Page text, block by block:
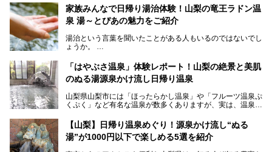
今回は足元湧出の混浴温泉である「かくし湯大岩風呂」をは
じめ、湯治棟である「別館神泉」を中心に「古湯坊 源泉
舘」の全貌を徹底紹介します。
から、一人泊でも6,000円台から宿泊可能です。
しかし、最大の魅力は“温泉そのもの”でしょう。自家源泉を
統の単純温泉は、入浴すると実にサッパリ爽快。日帰り入浴
不可なこともあり、全国の温泉ファンがこの温泉を求めて
では循環濾過の沸かし湯が一般的ですが、ここは本物の極上
温泉。まさに価格破壊と言えるクオリティです。
室や無料朝食などをご紹介。温泉通が口を揃えて絶賛する神
コスパ宿の全貌を徹底解説します！
家族みんなで日帰り湯治体験！山梨の竜王ラドン温
泉 湯～とぴあの魅力をご紹介
湯治という言葉を聞いたことがある人もいるのではないでし
ょうか。
なかなか体験できない、湯治体験が日帰りでできる温浴施設
が山梨にあります。
ぴあ」の魅力をご紹介します。
提供元：株式会社湯ーとぴあ【PR】
この記事は株式会社湯ーとぴあのPRレポート記事です。
「はやぶさ温泉」体験レポート！山梨の絶景と美肌
のぬる湯源泉かけ流し日帰り温泉
山梨県山梨市には「ほったらかし温泉」や「フルーツ温泉ぷ
くぷく」など有名な温泉が数多くありますが、実は、温泉マ
です。今回紹介する「はやぶさ温泉」も、そのひとつ。温泉
はもちろん、絶景や地元食材を活かしたグルメも堪能できま
す。
【山梨】日帰り温泉めぐり！源泉かけ流し“ぬる
湯”が1000円以下で楽しめる5選を紹介